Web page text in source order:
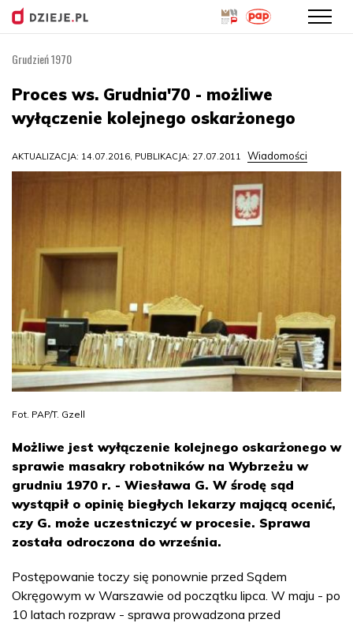
treści
Grudzień 1970
Proces ws. Grudnia'70 - możliwe
wyłączenie kolejnego oskarżonego
AKTUALIZACJA: 14.07.2016, PUBLIKACJA: 27.07.2011 Wiadomości
Fot. PAP/T. Gzell
Możliwe jest wyłączenie kolejnego oskarżonego w
sprawie masakry robotników na Wybrzeżu w
grudniu 1970 r. - Wiesława G. W środę sąd
wystąpił o opinię biegłych lekarzy mającą ocenić,
czy G. może uczestniczyć w procesie. Sprawa
została odroczona do września.
Postępowanie toczy się ponownie przed Sądem
Okręgowym w Warszawie od początku lipca. W maju - po
10 latach rozpraw - sprawa prowadzona przed